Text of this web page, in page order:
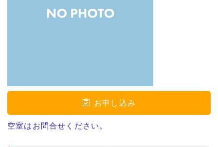
お申し込み
空室はお問合せください。